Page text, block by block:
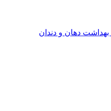
دهان و دندان